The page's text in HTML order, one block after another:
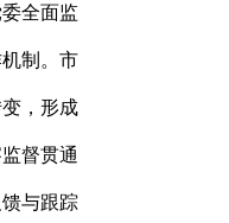
全面监
制。市
，形成
督贯通
与跟踪